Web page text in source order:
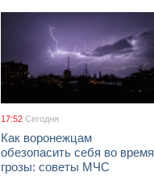
17:52 Сегодня
Как воронежцам
обезопасить себя во время
грозы: советы МЧС